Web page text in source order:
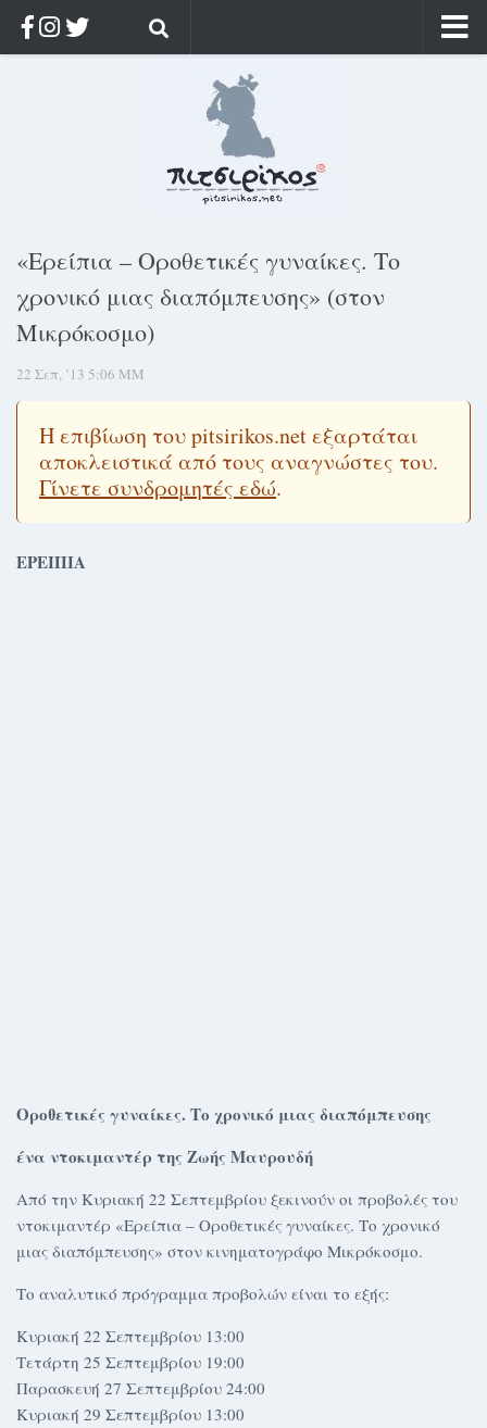
Στοχασμοί & αποφθέγματα
Διαφήμιση
Γίνετε συνδρομητής
Μόνο για συνδρομητές
Log in
«Ερείπια – Οροθετικές γυναίκες. Το
χρονικό μιας διαπόμπευσης» (στον
Μικρόκοσμο)
22 Σεπ, ’13 5:06 ΜΜ
Η επιβίωση του pitsirikos.net εξαρτάται
αποκλειστικά από τους αναγνώστες του.
Γίνετε συνδρομητές εδώ.
ΕΡΕΙΠΙΑ
Οροθετικές γυναίκες. Το χρονικό μιας διαπόμπευσης
ένα ντοκιμαντέρ της Ζωής Μαυρουδή
Από την Κυριακή 22 Σεπτεμβρίου ξεκινούν οι προβολές του
ντοκιμαντέρ «Ερείπια – Οροθετικές γυναίκες. Το χρονικό
μιας διαπόμπευσης» στον κινηματογράφο Μικρόκοσμο.
Το αναλυτικό πρόγραμμα προβολών είναι το εξής:
Κυριακή 22 Σεπτεμβρίου 13:00
Τετάρτη 25 Σεπτεμβρίου 19:00
Παρασκευή 27 Σεπτεμβρίου 24:00
Κυριακή 29 Σεπτεμβρίου 13:00